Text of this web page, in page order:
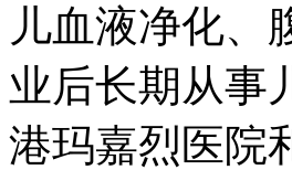
儿血液净化、
业后长期从事
港玛嘉烈医院